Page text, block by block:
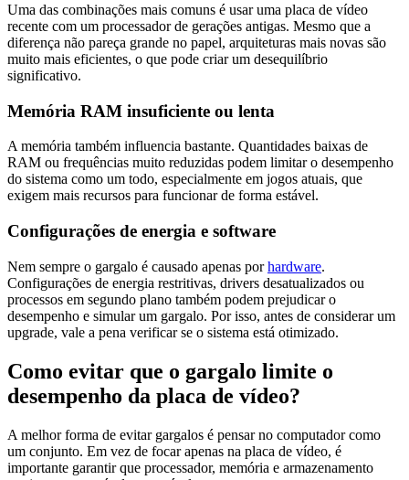
Uma das combinações mais comuns é usar uma placa de vídeo
recente com um processador de gerações antigas. Mesmo que a
diferença não pareça grande no papel, arquiteturas mais novas são
muito mais eficientes, o que pode criar um desequilíbrio
significativo.
Memória RAM insuficiente ou lenta
A memória também influencia bastante. Quantidades baixas de
RAM ou frequências muito reduzidas podem limitar o desempenho
do sistema como um todo, especialmente em jogos atuais, que
exigem mais recursos para funcionar de forma estável.
Configurações de energia e software
Nem sempre o gargalo é causado apenas porhardware.
Configurações de energia restritivas, drivers desatualizados ou
processos em segundo plano também podem prejudicar o
desempenho e simular um gargalo. Por isso, antes de considerar um
upgrade, vale a pena verificar se o sistema está otimizado.
Como evitar que o gargalo limite o
desempenho da placa de vídeo?
A melhor forma de evitar gargalos é pensar no computador como
um conjunto. Em vez de focar apenas na placa de vídeo, é
importante garantir que processador, memória e armazenamento